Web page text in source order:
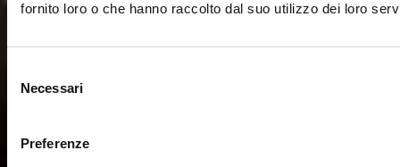
fornito loro o che hanno raccolto dal suo utilizzo dei loro
delNecessari
Preferenze